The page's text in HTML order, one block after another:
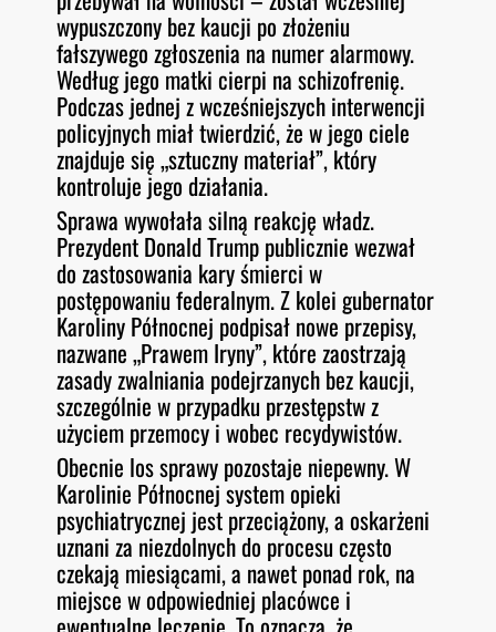
wypuszczony bez kaucji po złożeniu
fałszywego zgłoszenia na numer alarmowy.
Według jego matki cierpi na schizofrenię.
Podczas jednej z wcześniejszych interwencji
policyjnych miał twierdzić, że w jego ciele
znajduje się „sztuczny materiał”, który
kontroluje jego działania.
Sprawa wywołała silną reakcję władz.
Prezydent Donald Trump publicznie wezwał
do zastosowania kary śmierci w
postępowaniu federalnym. Z kolei gubernator
Karoliny Północnej podpisał nowe przepisy,
nazwane „Prawem Iryny”, które zaostrzają
zasady zwalniania podejrzanych bez kaucji,
szczególnie w przypadku przestępstw z
użyciem przemocy i wobec recydywistów.
Obecnie los sprawy pozostaje niepewny. W
Karolinie Północnej system opieki
psychiatrycznej jest przeciążony, a oskarżeni
uznani za niezdolnych do procesu często
czekają miesiącami, a nawet ponad rok, na
miejsce w odpowiedniej placówce i